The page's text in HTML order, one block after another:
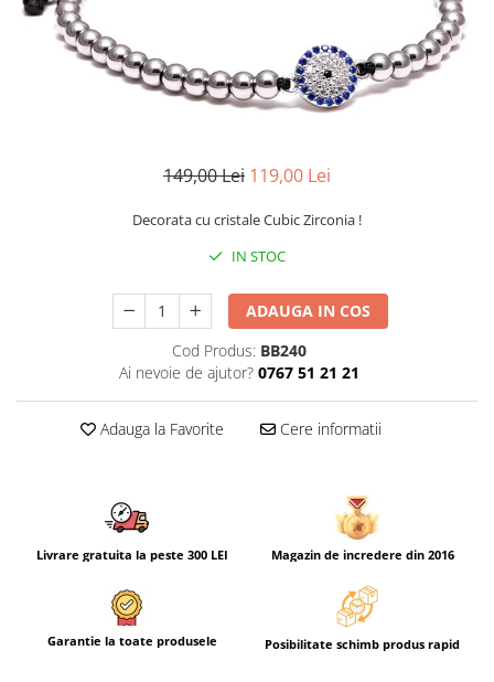
CERCEI
CEASURI DAMA
149,00 Lei 119,00 Lei
Decorata cu cristale Cubic Zirconia !
IN STOC
ADAUGA IN COS
Cod Produs: BB240
Ai nevoie de ajutor? 0767 51 21 21
Adauga la Favorite Cere informatii
Livrare gratuita la peste 300 LEI Magazin de incredere din 2016
Garantie la toate produsele Posibilitate schimb produs rapid